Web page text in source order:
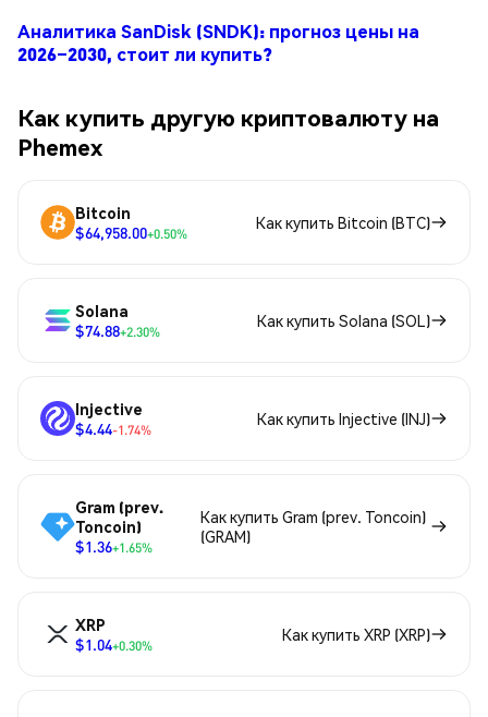
Аналитика SanDisk (SNDK): прогноз цены на
2026–2030, стоит ли купить?
Как купить другую криптовалюту на
Phemex
Bitcoin
$64,958.00+0.50%
Как купить Bitcoin (BTC)
Solana
$74.88+2.30%
Как купить Solana (SOL)
Injective
$4.44-1.74%
Как купить Injective (INJ)
Gram (prev.
Toncoin)
$1.36+1.65%
Как купить Gram (prev. Toncoin)
(GRAM)
XRP
$1.04+0.30%
Как купить XRP (XRP)